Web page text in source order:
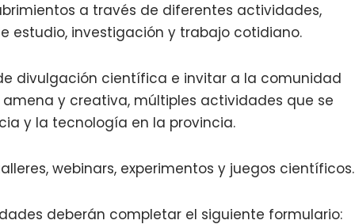
a través de diferentes actividades,
estudio, investigación y trabajo cotidiano.
divulgación científica e invitar a la comunidad
y creativa, múltiples actividades que se
y la tecnología en la provincia.
webinars, experimentos y juegos científicos.
deberán completar el siguiente formulario: